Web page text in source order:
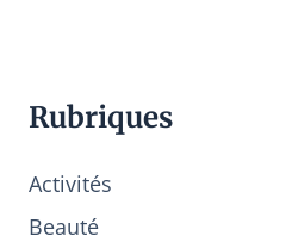
Rubriques
Activités
Beauté